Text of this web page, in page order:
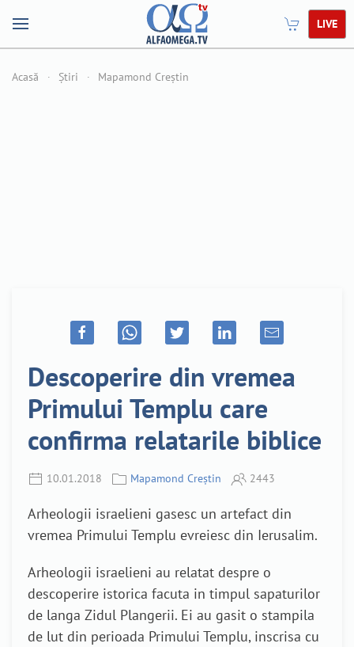
LIVE
Acasă Știri Mapamond Creștin
Descoperire din vremea
Primului Templu care
confirma relatarile biblice
10.01.2018 Mapamond Creștin 2443
Arheologii israelieni gasesc un artefact din
vremea Primului Templu evreiesc din Ierusalim.
Arheologii israelieni au relatat despre o
descoperire istorica facuta in timpul sapaturilor
de langa Zidul Plangerii. Ei au gasit o stampila
de lut din perioada Primului Templu, inscrisa cu